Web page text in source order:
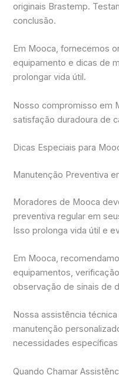
originais Brastemp.
conclusão.
Em Mooca, fornecemos
equipamento e dicas de
prolongar vida útil.
Nosso compromisso em
satisfação duradoura de
Dicas Especiais para
Manutenção Preventiva
Moradores de Mooca
preventiva regular em
Isso prolonga vida útil e
Em Mooca,
equipamentos,
observação de sinais de
Nossa assistência
manutenção
necessidades
Quando Chamar